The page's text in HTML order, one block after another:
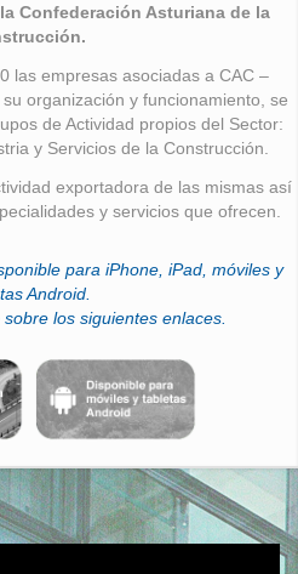
Confederación Asturiana de la
las empresas asociadas a CAC –
organización y funcionamiento, se
de Actividad propios del Sector:
y Servicios de la Construcción.
exportadora de las mismas así
y servicios que ofrecen.
para iPhone, iPad, móviles y
Android.
los siguientes enlaces.